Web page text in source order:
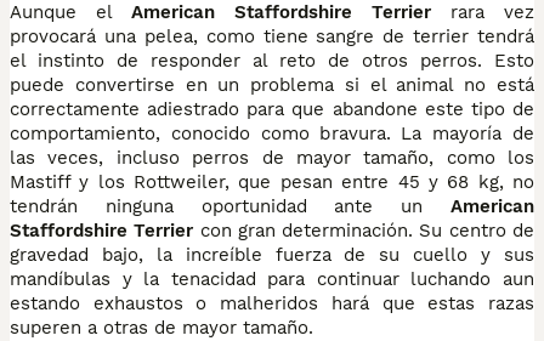
Aunque el American Staffordshire Terrier rara vez
provocará una pelea, como tiene sangre de terrier tendrá
el instinto de responder al reto de otros perros. Esto
puede convertirse en un problema si el animal no está
correctamente adiestrado para que abandone este tipo de
comportamiento, conocido como bravura. La mayoría de
las veces, incluso perros de mayor tamaño, como los
Mastiff y los Rottweiler, que pesan entre 45 y 68 kg, no
tendrán ninguna oportunidad ante un American
Staffordshire Terrier con gran determinación. Su centro de
gravedad bajo, la increíble fuerza de su cuello y sus
mandíbulas y la tenacidad para continuar luchando aun
estando exhaustos o malheridos hará que estas razas
superen a otras de mayor tamaño.